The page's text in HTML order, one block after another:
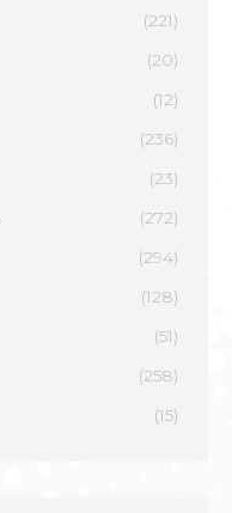
(221)
(20)
(12)
(236)
(23)
(272)
(294)
(128)
(51)
(258)
(15)